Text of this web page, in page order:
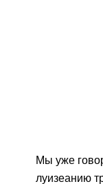
Мы уже
луизеанию